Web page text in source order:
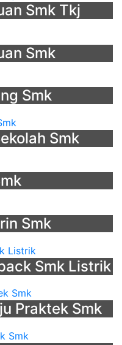
Smk Tkj
Smk
Smk
Smk
Smk
Smk Listrik
Praktek Smk